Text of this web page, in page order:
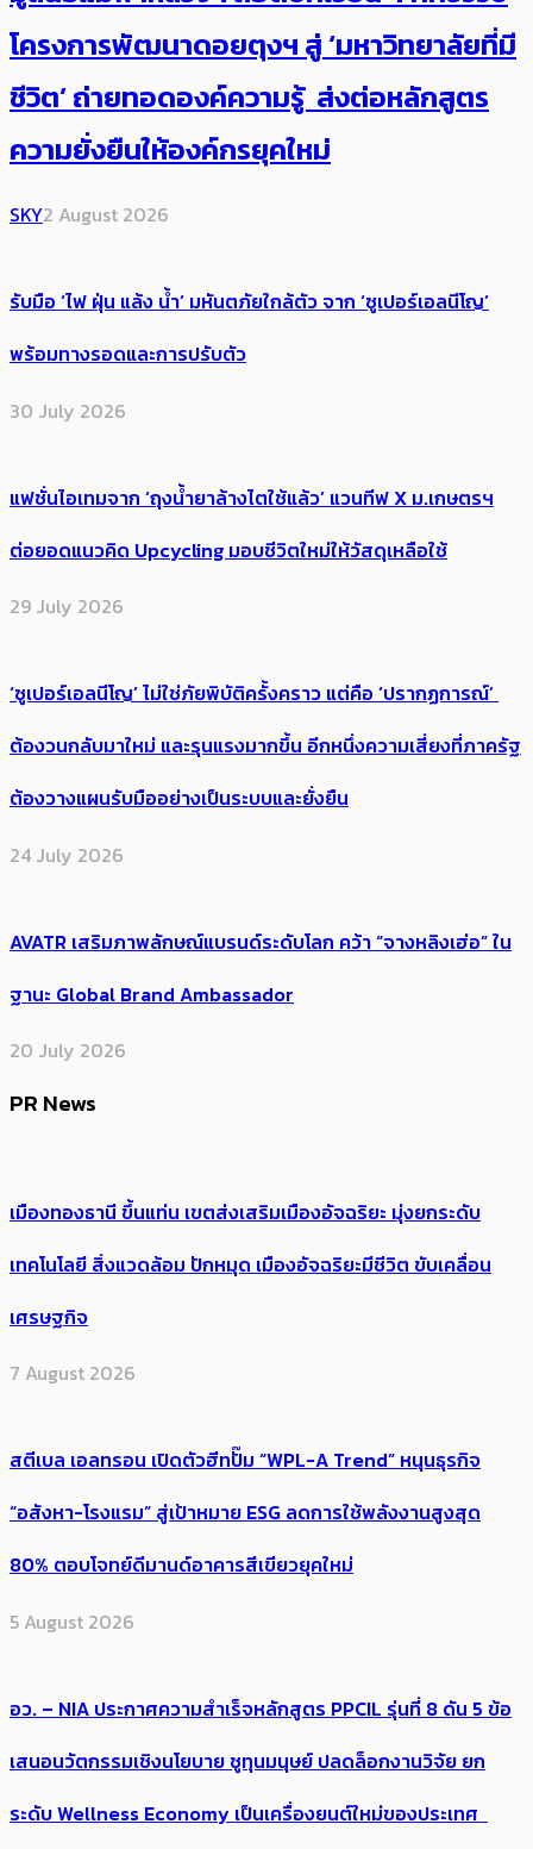
โครงการพัฒนาดอยตุงฯ สู่ ‘มหาวิทยาลัยที่มี
ชีวิต’ ถ่ายทอดองค์ความรู้ ส่งต่อหลักสูตร
ความยั่งยืนให้องค์กรยุคใหม่
SKY2 August 2026
รับมือ ‘ไฟ ฝุ่น แล้ง น้ำ’ มหันตภัยใกล้ตัว จาก ‘ซูเปอร์เอลนีโญ’
พร้อมทางรอดและการปรับตัว
30 July 2026
แฟชั่นไอเทมจาก ‘ถุงน้ำยาล้างไตใช้แล้ว’ แวนทีฟ X ม.เกษตรฯ
ต่อยอดแนวคิด Upcycling มอบชีวิตใหม่ให้วัสดุเหลือใช้
29 July 2026
‘ซูเปอร์เอลนีโญ’ ไม่ใช่ภัยพิบัติครั้งคราว แต่คือ ‘ปรากฏการณ์’ ​
ต้อง​วนกลับมาใหม่ และรุนแรงมากขึ้น อีกหนึ่งความเสี่ยงที่ภาครัฐ
ต้องวางแผนรับมืออย่างเป็นระบบและยั่งยืน
24 July 2026
AVATR เสริมภาพลักษณ์แบรนด์ระดับโลก คว้า “จางหลิงเฮ่อ” ใน
ฐานะ Global Brand Ambassador
20 July 2026
PR News
เมืองทองธานี ขึ้นแท่น เขตส่งเสริมเมืองอัจฉริยะ มุ่งยกระดับ
เทคโนโลยี สิ่งแวดล้อม ปักหมุด เมืองอัจฉริยะมีชีวิต ขับเคลื่อน
เศรษฐกิจ
7 August 2026
สตีเบล เอลทรอน เปิดตัวฮีทปั๊ม “WPL-A Trend” หนุนธุรกิจ
“อสังหา-โรงแรม” สู่เป้าหมาย ESG ลดการใช้พลังงานสูงสุด
80% ตอบโจทย์ดีมานด์อาคารสีเขียวยุคใหม่
5 August 2026
อว. – NIA ประกาศความสำเร็จหลักสูตร PPCIL รุ่นที่ 8 ดัน 5 ข้อ
เสนอนวัตกรรมเชิงนโยบาย ชูทุนมนุษย์ ปลดล็อกงานวิจัย ยก
ระดับ Wellness Economy เป็นเครื่องยนต์ใหม่ของประเทศ